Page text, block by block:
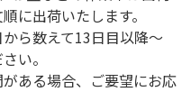
に出荷いたします。
ら数えて13日目以降～
い。
ある場合、ご要望にお応